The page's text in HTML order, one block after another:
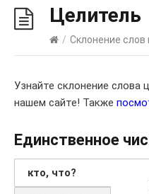
Целитель
/ Склонение слов
Узнайте склонение слова
нашем сайте! Также
Единственное
кто, что?